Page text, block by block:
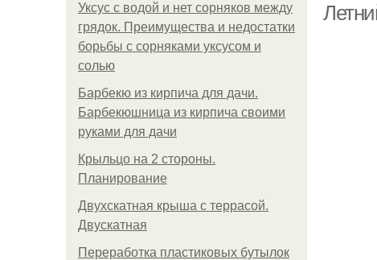
Уксус с водой и нет сорняков между
грядок. Преимущества и недостатки
борьбы с сорняками уксусом и
солью
Барбекю из кирпича для дачи.
Барбекюшница из кирпича своими
руками для дачи
Крыльцо на 2 стороны.
Планирование
Двухскатная крыша с террасой.
Двускатная
Переработка пластиковых бутылок